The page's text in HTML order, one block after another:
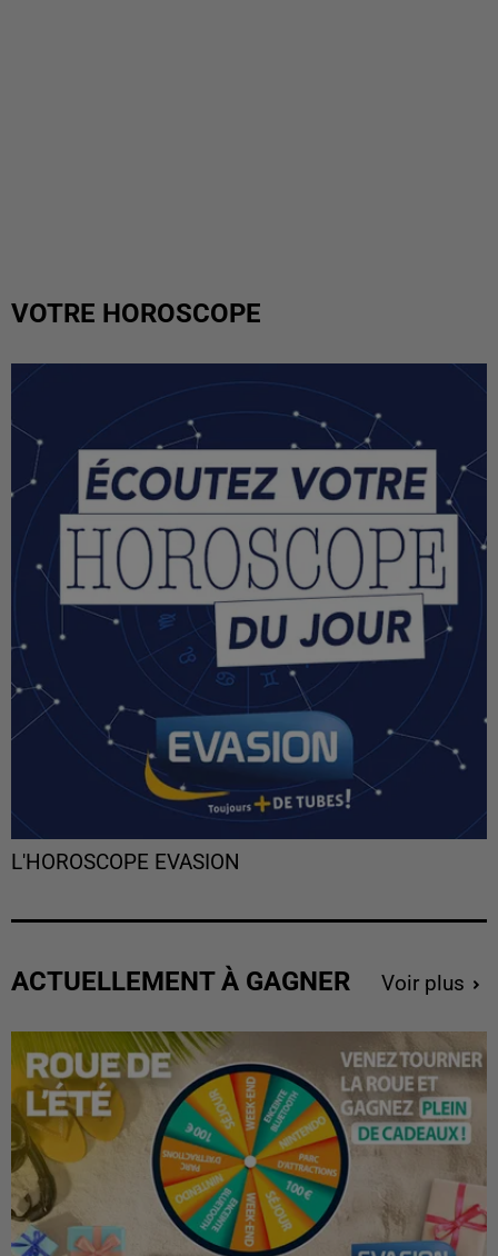
VOTRE HOROSCOPE
L'HOROSCOPE EVASION
ACTUELLEMENT À GAGNER Voir plus